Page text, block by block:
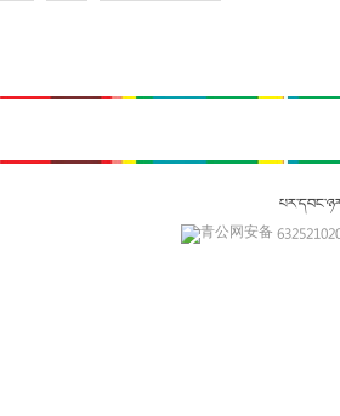
青公网安备